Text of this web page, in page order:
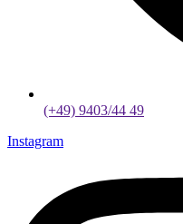
(+49) 9403/44 49
Instagram